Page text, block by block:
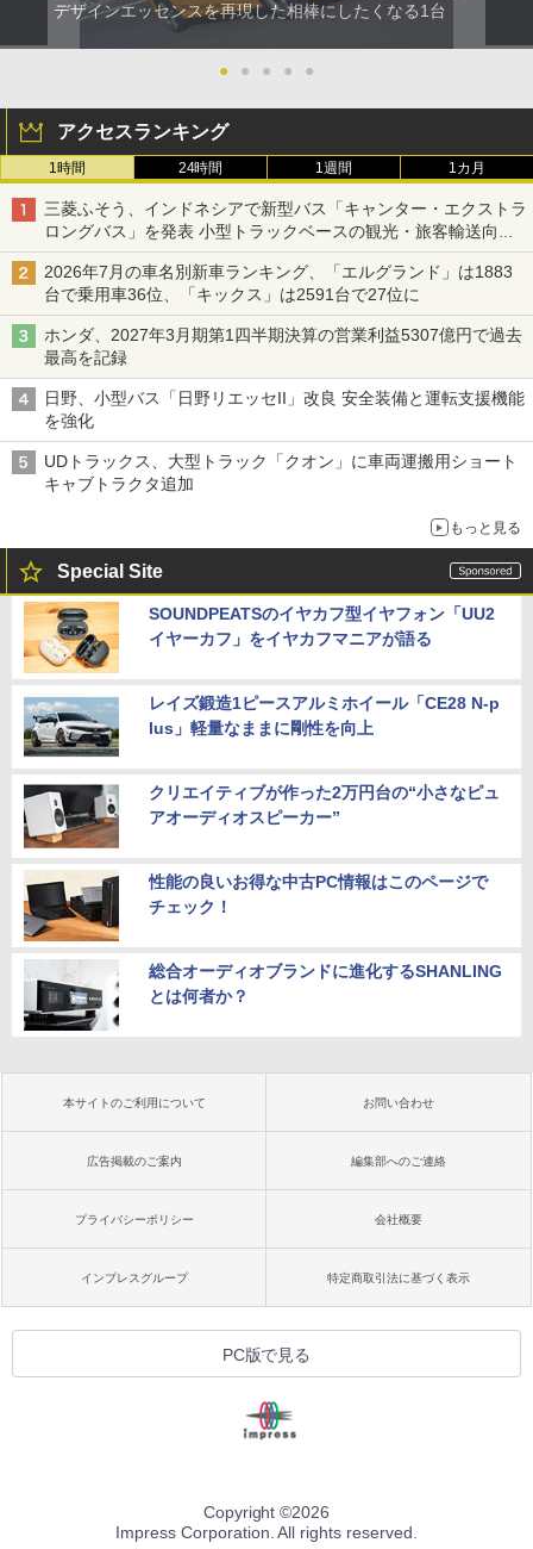
デザインエッセンスを再現した相棒にしたくなる1台
● ● ● ● ●
アクセスランキング
1時間 24時間 1週間 1カ月
三菱ふそう、インドネシアで新型バス「キャンター・エクストラ
ロングバス」を発表 小型トラックベースの観光・旅客輸送向け
バス
2026年7月の車名別新車ランキング、「エルグランド」は1883
台で乗用車36位、「キックス」は2591台で27位に
ホンダ、2027年3月期第1四半期決算の営業利益5307億円で過去
最高を記録
日野、小型バス「日野リエッセII」改良 安全装備と運転支援機能
を強化
UDトラックス、大型トラック「クオン」に車両運搬用ショート
キャブトラクタ追加
もっと見る
Special Site
SOUNDPEATSのイヤカフ型イヤフォン「UU2
イヤーカフ」をイヤカフマニアが語る
レイズ鍛造1ピースアルミホイール「CE28 N-p
lus」軽量なままに剛性を向上
クリエイティブが作った2万円台の“小さなピュ
アオーディオスピーカー”
性能の良いお得な中古PC情報はこのページで
チェック！
総合オーディオブランドに進化するSHANLING
とは何者か？
本サイトのご利用について お問い合わせ
広告掲載のご案内 編集部へのご連絡
プライバシーポリシー 会社概要
インプレスグループ 特定商取引法に基づく表示
PC版で見る
Copyright ©2026
Impress Corporation. All rights reserved.